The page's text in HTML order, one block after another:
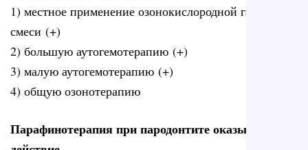
1) местное применение озонокислородной газовой
смеси (+)
2) большую аутогемотерапию (+)
3) малую аутогемотерапию (+)
4) общую озонотерапию
Парафинотерапия при пародонтите оказывает